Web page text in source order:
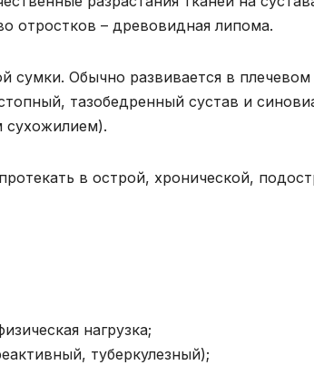
отростков – древовидная липома.
сумки. Обычно развивается в
тазобедренный сустав и
сухожилием).
в острой, хронической,
нагрузка;
туберкулезный);